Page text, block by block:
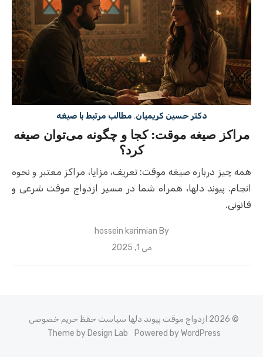
معرفی خانم کد 587 برای ازدواج موقت ماهیانه در یزد
معرفی خانم کد 586 برای ازدواج موقت ماهیانه قزوین
معرفی خانم کد 585 برای ازدواج موقت ماهیانه در نوشهر
معرفی خانم کد 584 برای صیغه ماهانه زنجان و ازدواج موقت
دکتر حسین کریمیان, مطالب مرتبط با صیغه
مراکز صیغه موقت: کجا و چگونه می‌توان صیغه
کرد؟
همه چیز درباره صیغه موقت: تعریف، مزایا، مراکز معتبر و نحوه
انجام. پیوند دلها، همراه شما در مسیر ازدواج موقت شرعی و
قانونی.
By
hossein karimian
Posted
می 1, 2025
© 2026 ازدواج موقت پیوند دلها
سیاست حفظ حریم خصوصی
Powered by WordPress
Theme by Design Lab